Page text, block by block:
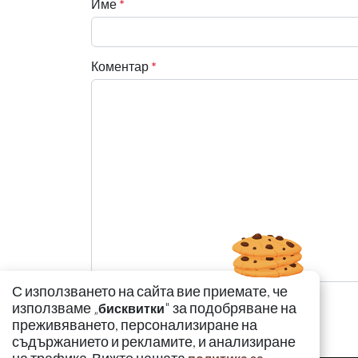
Име *
Коментар *
С използването на сайта вие приемате, че
използваме „бисквитки" за подобряване на
преживяването, персонализиране на
съдържанието и рекламите, и анализиране